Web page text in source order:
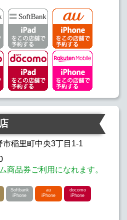
稲里町中央3丁目1-1
商品券ご利用になれます。
Softbank
iPhone
au
iPhone
docomo
iPhone